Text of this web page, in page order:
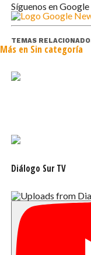
La gobernadora
con la seremi del
diseñar alguna
Síguenos en
TEMAS
Más en Sin categoría
Diálogo Sur TV